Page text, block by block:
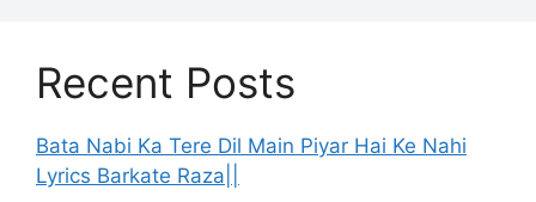
Recent Posts
Bata Nabi Ka Tere Dil Main Piyar Hai Ke Nahi
Lyrics Barkate Raza||